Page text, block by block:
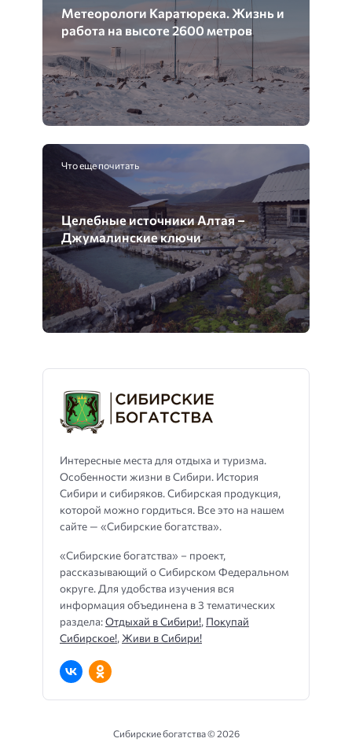
Метеорологи Каратюрека. Жизнь и
работа на высоте 2600 метров
Что еще почитать
Целебные источники Алтая –
Джумалинские ключи
Интересные места для отдыха и туризма.
Особенности жизни в Сибири. История
Сибири и сибиряков. Сибирская продукция,
которой можно гордиться. Все это на нашем
сайте — «Сибирские богатства».
«Сибирские богатства» – проект,
рассказывающий о Сибирском Федеральном
округе. Для удобства изучения вся
информация объединена в 3 тематических
раздела:Отдыхай в Сибири!, Покупай
Сибирское!, Живи в Сибири!
Сибирские богатства ©2026